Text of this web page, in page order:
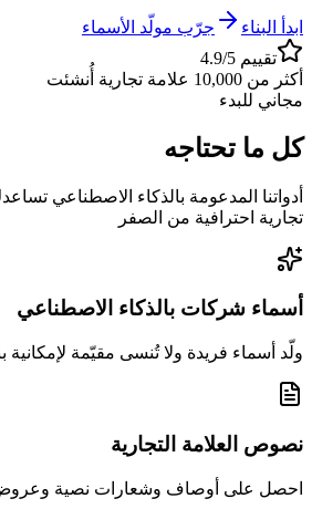
ابدأ البناء
جرّب مولّد الأسماء
تقييم 4.9/5
أكثر من 10,000 علامة تجارية أُنشئت
مجاني للبدء
كل ما تحتاجه
أدواتنا المدعومة بالذكاء الاصطناعي
تجارية احترافية من الصفر
أسماء شركات بالذكاء الاصطناعي
ولّد أسماء فريدة ولا تُنسى مقيّمة لإمكانية
نصوص العلامة التجارية
احصل على أوصاف وشعارات نصية وعروض